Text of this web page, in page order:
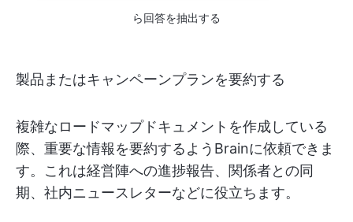
ら回答を抽出する
製品またはキャンペーンプランを要約する
複雑なロードマップドキュメントを作成している
際、重要な情報を要約するようBrainに依頼できま
す。これは経営陣への進捗報告、関係者との同
期、社内ニュースレターなどに役立ちます。